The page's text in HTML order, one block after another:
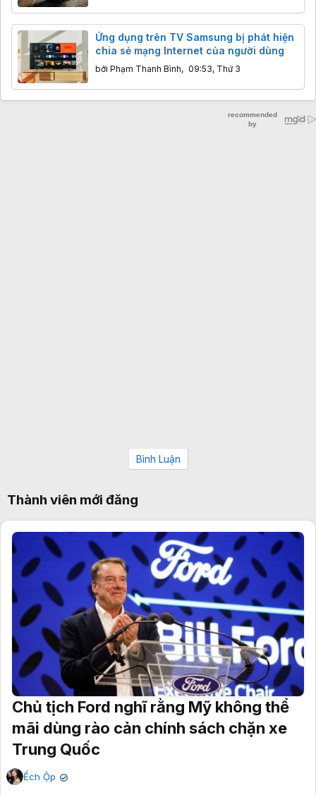
Ứng dụng trên TV Samsung bị phát hiện
chia sẻ mạng Internet của người dùng
bởi Phạm Thanh Bình, 09:53, Thứ 3
Bình Luận
Thành viên mới đăng
Chủ tịch Ford nghĩ rằng Mỹ không thể
mãi dùng rào cản chính sách chặn xe
Trung Quốc
Ếch Ộp ✔